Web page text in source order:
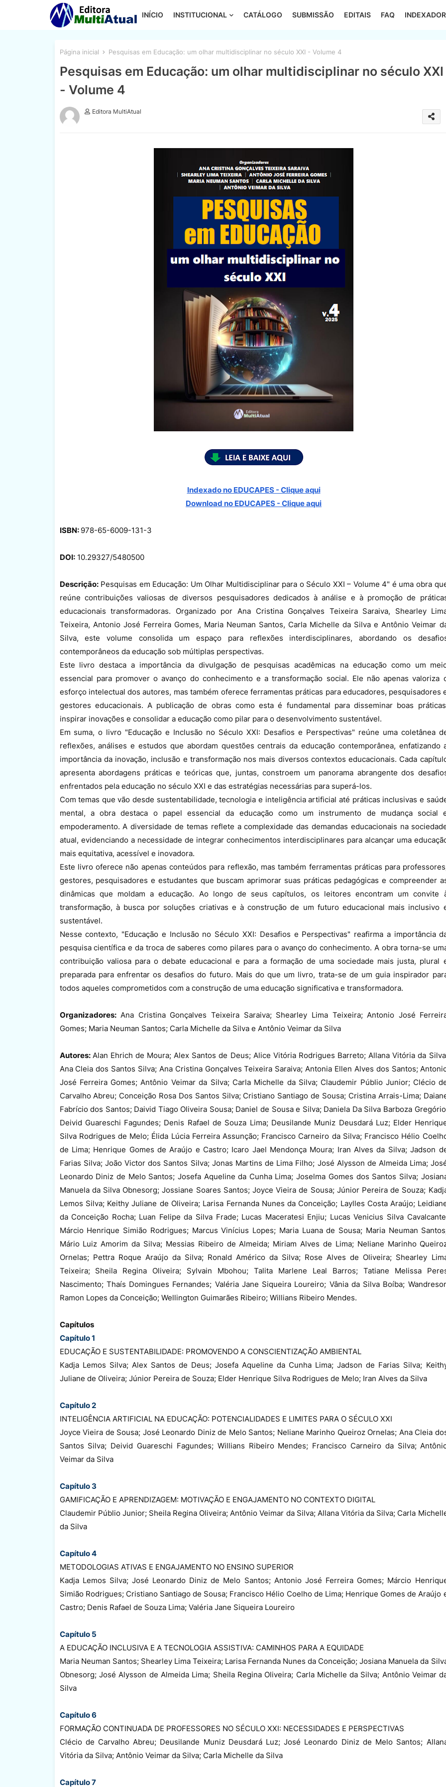
INÍCIO INSTITUCIONAL CATÁLOGO SUBMISSÃO EDITAIS FAQ
Página inicial Pesquisas em Educação: um olhar multidisciplinar no século XXI - Volume 4
Pesquisas em Educação: um olhar multidisciplinar no século XXI
- Volume 4
Editora MultiAtual
Indexado no EDUCAPES - Clique aqui
Download no EDUCAPES - Clique aqui
ISBN: 978-65-6009-131-3
DOI:10.29327/5480500
Descrição:Pesquisas em Educação: Um Olhar Multidisciplinar para o Século XXI – Volume 4" é uma obra
reúne contribuições valiosas de diversos pesquisadores dedicados à análise e à promoção de
educacionais transformadoras. Organizado por Ana Cristina Gonçalves Teixeira Saraiva, Shearley
Teixeira, Antonio José Ferreira Gomes, Maria Neuman Santos, Carla Michelle da Silva e Antônio Veimar
Silva, este volume consolida um espaço para reflexões interdisciplinares, abordando os
contemporâneos da educação sob múltiplas perspectivas.
Este livro destaca a importância da divulgação de pesquisas acadêmicas na educação como um
essencial para promover o avanço do conhecimento e a transformação social. Ele não apenas valoriza
esforço intelectual dos autores, mas também oferece ferramentas práticas para educadores, pesquisadores
gestores educacionais. A publicação de obras como esta é fundamental para disseminar boas
inspirar inovações e consolidar a educação como pilar para o desenvolvimento sustentável.
Em suma, o livro "Educação e Inclusão no Século XXI: Desafios e Perspectivas" reúne uma coletânea
reflexões, análises e estudos que abordam questões centrais da educação contemporânea, enfatizando
importância da inovação, inclusão e transformação nos mais diversos contextos educacionais. Cada
apresenta abordagens práticas e teóricas que, juntas, constroem um panorama abrangente dos
enfrentados pela educação no século XXI e das estratégias necessárias para superá-los.
Com temas que vão desde sustentabilidade, tecnologia e inteligência artificial até práticas inclusivas e
mental, a obra destaca o papel essencial da educação como um instrumento de mudança social
empoderamento. A diversidade de temas reflete a complexidade das demandas educacionais na
atual, evidenciando a necessidade de integrar conhecimentos interdisciplinares para alcançar uma
mais equitativa, acessível e inovadora.
Este livro oferece não apenas conteúdos para reflexão, mas também ferramentas práticas para
gestores, pesquisadores e estudantes que buscam aprimorar suas práticas pedagógicas e compreender
dinâmicas que moldam a educação. Ao longo de seus capítulos, os leitores encontram um convite
transformação, à busca por soluções criativas e à construção de um futuro educacional mais inclusivo
sustentável.
Nesse contexto, "Educação e Inclusão no Século XXI: Desafios e Perspectivas" reafirma a importância
pesquisa científica e da troca de saberes como pilares para o avanço do conhecimento. A obra torna-se
contribuição valiosa para o debate educacional e para a formação de uma sociedade mais justa, plural
preparada para enfrentar os desafios do futuro. Mais do que um livro, trata-se de um guia inspirador
todos aqueles comprometidos com a construção de uma educação significativa e transformadora.
Organizadores:Ana Cristina Gonçalves Teixeira Saraiva; Shearley Lima Teixeira; Antonio José
Gomes; Maria Neuman Santos; Carla Michelle da Silva e Antônio Veimar da Silva
Autores: Alan Ehrich de Moura; Alex Santos de Deus; Alice Vitória Rodrigues Barreto; Allana Vitória da
Ana Cleia dos Santos Silva; Ana Cristina Gonçalves Teixeira Saraiva; Antonia Ellen Alves dos Santos;
José Ferreira Gomes; Antônio Veimar da Silva; Carla Michelle da Silva; Claudemir Públio Junior; Clécio
Carvalho Abreu; Conceição Rosa Dos Santos Silva; Cristiano Santiago de Sousa; Cristina Arrais-Lima;
Fabrício dos Santos; Daivid Tiago Oliveira Sousa; Daniel de Sousa e Silva; Daniela Da Silva Barboza
Deivid Guareschi Fagundes; Denis Rafael de Souza Lima; Deusilande Muniz Deusdará Luz; Elder
Silva Rodrigues de Melo; Élida Lúcia Ferreira Assunção; Francisco Carneiro da Silva; Francisco Hélio
de Lima; Henrique Gomes de Araújo e Castro; Icaro Jael Mendonça Moura; Iran Alves da Silva; Jadson
Farias Silva; João Victor dos Santos Silva; Jonas Martins de Lima Filho; José Alysson de Almeida Lima;
Leonardo Diniz de Melo Santos; Josefa Aqueline da Cunha Lima; Joselma Gomes dos Santos Silva;
Manuela da Silva Obnesorg; Jossiane Soares Santos; Joyce Vieira de Sousa; Júnior Pereira de Souza;
Lemos Silva; Keithy Juliane de Oliveira; Larisa Fernanda Nunes da Conceição; Laylles Costa Araújo;
da Conceição Rocha; Luan Felipe da Silva Frade; Lucas Maceratesi Enjiu; Lucas Venicius Silva
Márcio Henrique Simião Rodrigues; Marcus Vinícius Lopes; Maria Luana de Sousa; Maria Neuman
Mário Luiz Amorim da Silva; Messias Ribeiro de Almeida; Miriam Alves de Lima; Neliane Marinho
Ornelas; Pettra Roque Araújo da Silva; Ronald Américo da Silva; Rose Alves de Oliveira; Shearley
Teixeira; Sheila Regina Oliveira; Sylvain Mbohou; Talita Marlene Leal Barros; Tatiane Melissa
Nascimento; Thaís Domingues Fernandes; Valéria Jane Siqueira Loureiro; Vânia da Silva Boíba;
Ramon Lopes da Conceição; Wellington Guimarães Ribeiro; Willians Ribeiro Mendes.
Capítulos
Capítulo 1
EDUCAÇÃO E SUSTENTABILIDADE: PROMOVENDO A CONSCIENTIZAÇÃO AMBIENTAL
Kadja Lemos Silva; Alex Santos de Deus; Josefa Aqueline da Cunha Lima; Jadson de Farias Silva;
Juliane de Oliveira; Júnior Pereira de Souza; Elder Henrique Silva Rodrigues de Melo; Iran Alves da Silva
Capítulo 2
INTELIGÊNCIA ARTIFICIAL NA EDUCAÇÃO: POTENCIALIDADES E LIMITES PARA O SÉCULO XXI
Joyce Vieira de Sousa; José Leonardo Diniz de Melo Santos; Neliane Marinho Queiroz Ornelas; Ana Cleia
Santos Silva; Deivid Guareschi Fagundes; Willians Ribeiro Mendes; Francisco Carneiro da Silva;
Veimar da Silva
Capítulo 3
GAMIFICAÇÃO E APRENDIZAGEM: MOTIVAÇÃO E ENGAJAMENTO NO CONTEXTO DIGITAL
Claudemir Públio Junior; Sheila Regina Oliveira; Antônio Veimar da Silva; Allana Vitória da Silva; Carla
da Silva
Capítulo 4
METODOLOGIAS ATIVAS E ENGAJAMENTO NO ENSINO SUPERIOR
Kadja Lemos Silva; José Leonardo Diniz de Melo Santos; Antonio José Ferreira Gomes; Márcio
Simião Rodrigues; Cristiano Santiago de Sousa; Francisco Hélio Coelho de Lima; Henrique Gomes de Araújo
Castro; Denis Rafael de Souza Lima; Valéria Jane Siqueira Loureiro
Capítulo 5
A EDUCAÇÃO INCLUSIVA E A TECNOLOGIA ASSISTIVA: CAMINHOS PARA A EQUIDADE
Maria Neuman Santos; Shearley Lima Teixeira; Larisa Fernanda Nunes da Conceição; Josiana Manuela da
Obnesorg; José Alysson de Almeida Lima; Sheila Regina Oliveira; Carla Michelle da Silva; Antônio Veimar
Silva
Capítulo 6
FORMAÇÃO CONTINUADA DE PROFESSORES NO SÉCULO XXI: NECESSIDADES E PERSPECTIVAS
Clécio de Carvalho Abreu; Deusilande Muniz Deusdará Luz; José Leonardo Diniz de Melo Santos;
Vitória da Silva; Antônio Veimar da Silva; Carla Michelle da Silva
Capítulo 7